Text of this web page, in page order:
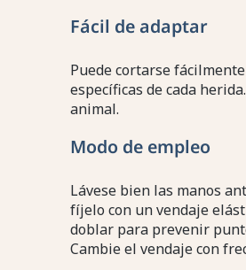
Fácil de adaptar
Puede cortarse
específicas de cada
animal.
Modo de empleo
Lávese bien las manos
fíjelo con un vendaje
doblar para prevenir
Cambie el vendaje con